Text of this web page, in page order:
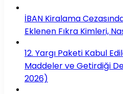
İBAN Kiralama
Eklenen Fıkra Kimleri,
12. Yargı Paketi Kabul
Maddeler ve Getirdiği
2026)